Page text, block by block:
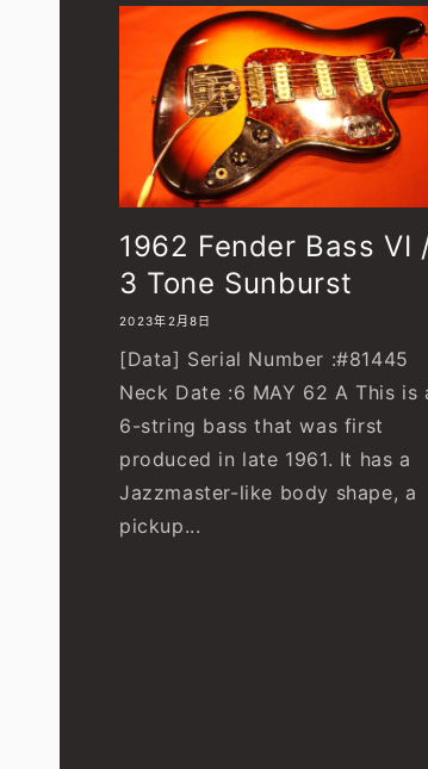
1962 Fender Bass VI
3 Tone Sunburst
2023年2月8日
[Data] Serial Number :#81445
Neck Date :6 MAY 62 A This is
6-string bass that was first
produced in late 1961. It has a
Jazzmaster-like body shape, a
pickup...